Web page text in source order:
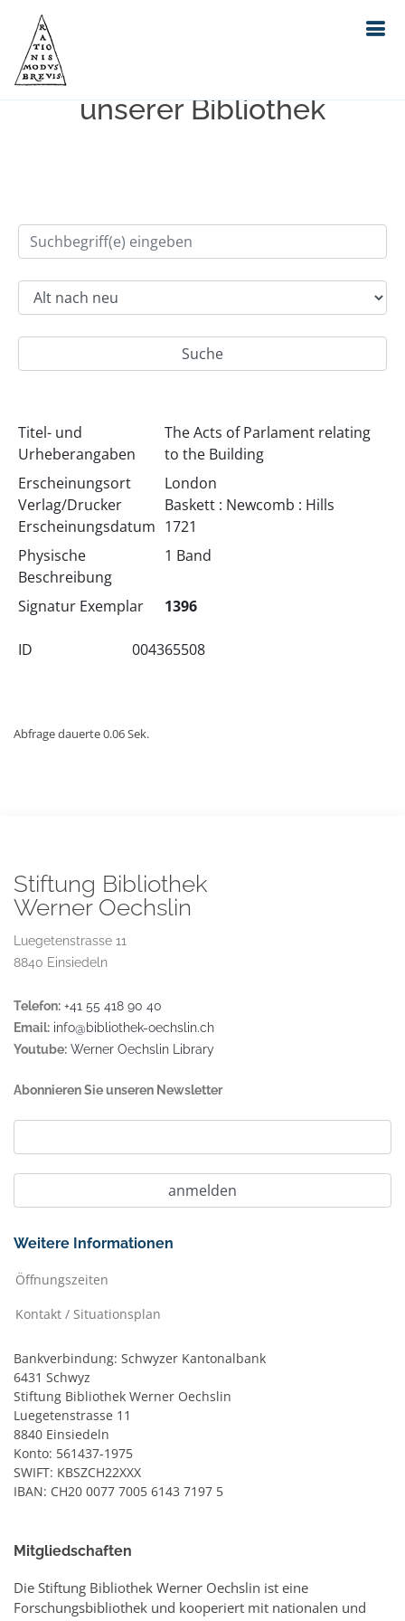
Einfache Suche im Bestand
unserer Bibliothek
Titel- und
Urheberangaben
The Acts of Parlament relating
to the Building
Erscheinungsort
Verlag/Drucker
Erscheinungsdatum
London
Baskett : Newcomb : Hills
1721
Physische
Beschreibung
1 Band
Signatur Exemplar 1396
ID 004365508
Abfrage dauerte 0.06 Sek.
Stiftung Bibliothek
Werner Oechslin
Luegetenstrasse 11
8840 Einsiedeln
Telefon: +41 55 418 90 40
Email: info@bibliothek-oechslin.ch
Youtube: Werner Oechslin Library
Abonnieren Sie unseren Newsletter
Weitere Informationen
Öffnungszeiten
Kontakt / Situationsplan
Bankverbindung: Schwyzer Kantonalbank
6431 Schwyz
Stiftung Bibliothek Werner Oechslin
Luegetenstrasse 11
8840 Einsiedeln
Konto: 561437-1975
SWIFT: KBSZCH22XXX
IBAN: CH20 0077 7005 6143 7197 5
Mitgliedschaften
Die Stiftung Bibliothek Werner Oechslin ist eine
Forschungsbibliothek und kooperiert mit nationalen und